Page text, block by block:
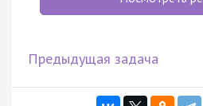
Предыдущая задача